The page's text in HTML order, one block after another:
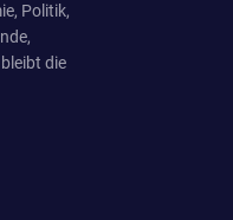
Politik,
die